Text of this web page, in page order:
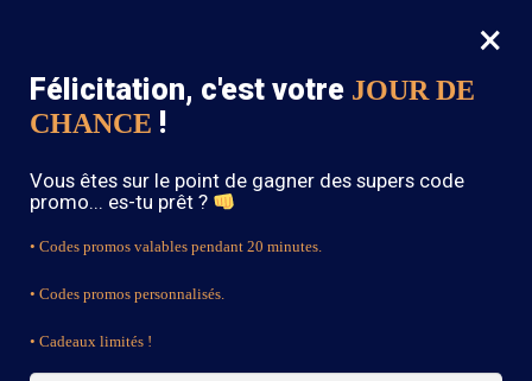
0
SOLDES : -15% sur toute la boutique avec le code « BOHEME15 »
×
Félicitation, c'est votre JOUR DE
CHANCE !
Vous êtes sur le point de gagner des supers code
promo... es-tu prêt ?
• Codes promos valables pendant 20 minutes.
• Codes promos personnalisés.
• Cadeaux limités !